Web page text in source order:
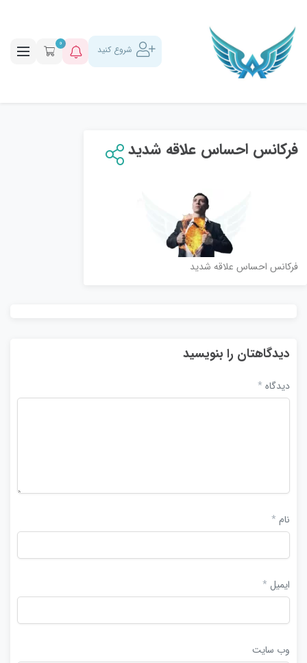
شروع کنید 0
فرکانس احساس علاقه شدید
فرکانس احساس علاقه شدید
دیدگاهتان را بنویسید
دیدگاه *
نام *
ایمیل *
وب‌ سایت